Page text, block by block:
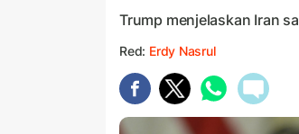
Trump menjelaskan Iran
Red: Erdy Nasrul